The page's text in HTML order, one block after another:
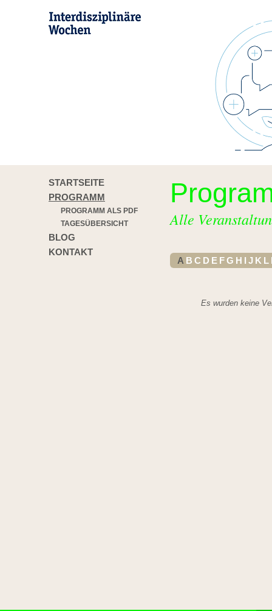
STARTSEITE
PROGRAMM
PROGRAMM ALS PDF
TAGESÜBERSICHT
BLOG
KONTAKT
Alle
A B C D E FG H I J K L
Es wurden keine